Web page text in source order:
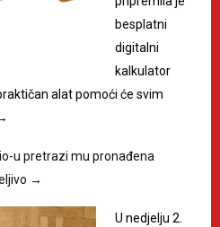
besplatni
digitalni
kalkulator
alat pomoći će svim
u pretrazi mu pronađena
→
U nedjelju 2.